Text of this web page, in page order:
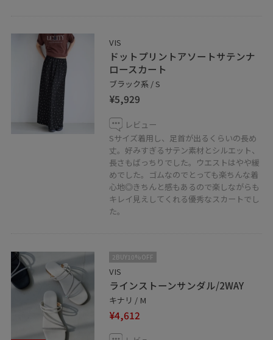
VIS
ドットプリントアソートサテンナ
ロースカート
ブラック系 / S
¥5,929
レビュー
Sサイズ着用し、足首が出るくらいの長め
丈。好みすぎるサテン素材とシルエット、
長さもばっちりでした。ウエストはやや緩
めでした。ゴムなのでとっても楽ちんな着
心地◎きちんと感もあるので楽しながらも
キレイ見えしてくれる優秀なスカートでし
た。
2BUY10%OFF
VIS
ラインストーンサンダル/2WAY
キナリ / M
¥4,612